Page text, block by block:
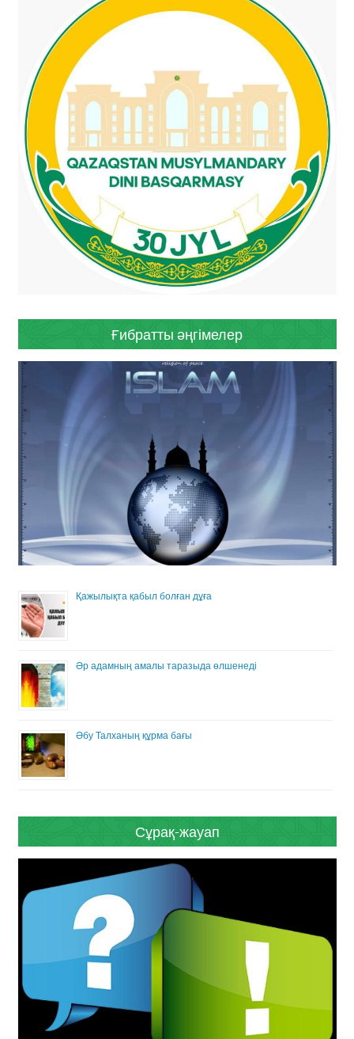
Ғибратты әңгімелер
Қажылықта қабыл болған дұға
Әр адамның амалы таразыда өлшенеді
Әбу Талханың құрма бағы
Сұрақ-жауап